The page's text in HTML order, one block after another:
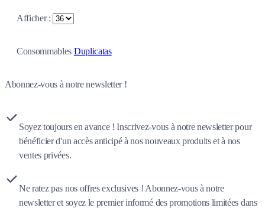
Consommables Duplicatas
Afficher :
Abonnez-vous à notre newsletter !
Soyez toujours en avance ! Inscrivez-vous à notre newsletter pour
bénéficier d'un accès anticipé à nos nouveaux produits et à nos
ventes privées.
Ne ratez pas nos offres exclusives ! Abonnez-vous à notre
newsletter et soyez le premier informé des promotions limitées dans